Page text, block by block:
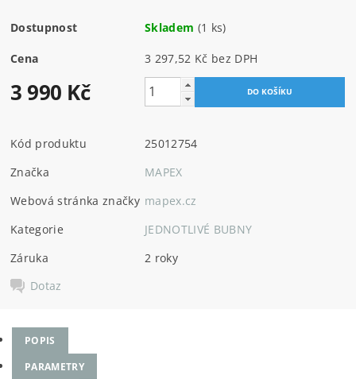
Dostupnost Skladem (1 ks)
Cena 3 297,52 Kč bez DPH
3 990 Kč
Kód produktu
25012754
Značka
MAPEX
Webová stránka značky mapex.cz
Kategorie
JEDNOTLIVÉ BUBNY
Záruka
2 roky
Dotaz
POPIS
PARAMETRY